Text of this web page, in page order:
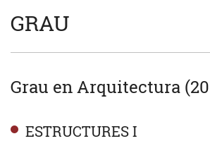
GRAU
Grau en Arquitectura
ESTRUCTURES I